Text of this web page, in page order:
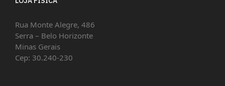
Rua Monte Alegre, 486
Serra – Belo Horizonte
Minas Gerais
Cep: 30.240-230